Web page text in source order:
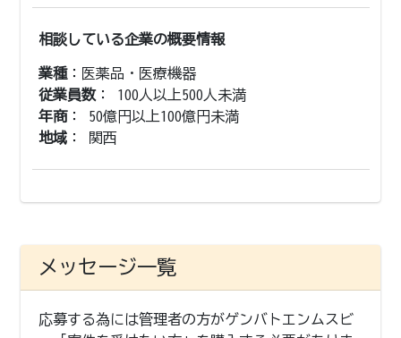
相談している企業の概要情報
業種：医薬品・医療機器
従業員数： 100人以上500人未満
年商： 50億円以上100億円未満
地域 ： 関西
メッセージ一覧
応募する為には管理者の方がゲンバトエンムスビ